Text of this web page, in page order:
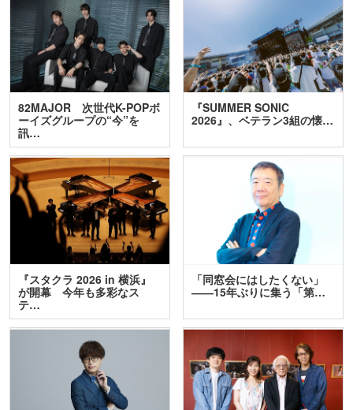
82MAJOR 次世代K-POPボ
ーイズグループの“今”を
訊…
『SUMMER SONIC
2026』、ベテラン3組の懐…
『スタクラ 2026 in 横浜』
が開幕 今年も多彩なス
テ…
「同窓会にはしたくない」
――15年ぶりに集う「第…